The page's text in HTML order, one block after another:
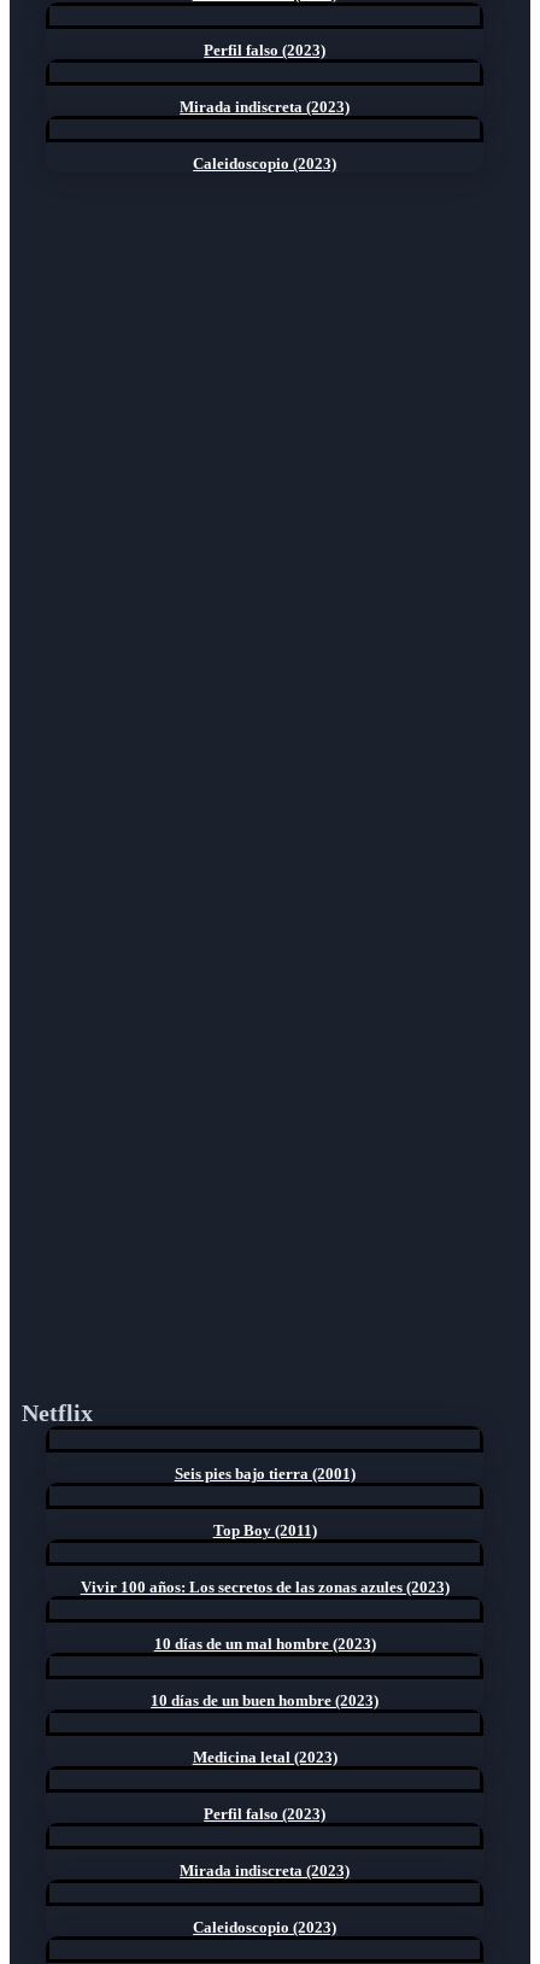
Perfil falso (2023)
Mirada indiscreta (2023)
Caleidoscopio (2023)
Netflix
Seis pies bajo tierra (2001)
Top Boy (2011)
Vivir 100 años: Los secretos de las zonas azules (2023)
10 días de un mal hombre (2023)
10 días de un buen hombre (2023)
Medicina letal (2023)
Perfil falso (2023)
Mirada indiscreta (2023)
Caleidoscopio (2023)